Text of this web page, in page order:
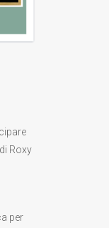
Roxy
per